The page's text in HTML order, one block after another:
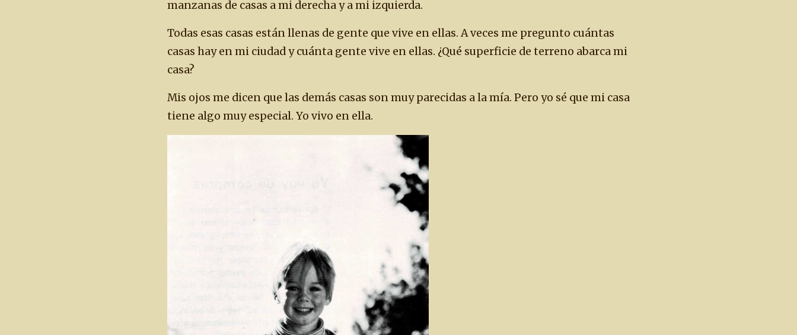
manzanas de casas a mi derecha y a mi izquierda.
Todas esas casas están llenas de gente que vive en ellas. A veces me pregunto cuántas
casas hay en mi ciudad y cuánta gente vive en ellas. ¿Qué superficie de terreno abarca mi
casa?
Mis ojos me dicen que las demás casas son muy parecidas a la mía. Pero yo sé que mi casa
tiene algo muy especial. Yo vivo en ella.